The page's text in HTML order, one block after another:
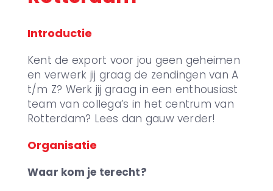
Introductie
Kent de export voor jou geen geheimen
en verwerk jij graag de zendingen van A
t/m Z? Werk jij graag in een enthousiast
team van collega’s in het centrum van
Rotterdam? Lees dan gauw verder!
Organisatie
Waar kom je terecht?